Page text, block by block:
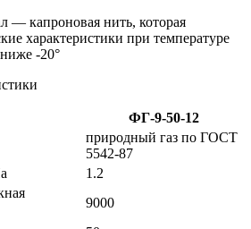
— капроновая нить, которая
характеристики при температуре
-20°
ФГ-9-50-12
природный газ по ГОСТ
5542-87
1.2
9000